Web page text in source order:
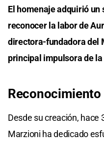
El homenaje adquirió
reconocer la labor de
directora-fundadora del
principal impulsora de
Reconocimiento
Desde su creación, hace
Marzioni ha dedicado